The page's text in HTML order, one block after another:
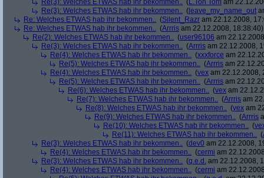
Re(3): Welches ETWAS hab ihr bekommen.. (L.Ton Tom am
Re(3): Welches ETWAS hab ihr bekommen.. ( leave_my_name_out
Re: Welches ETWAS hab ihr bekommen.. (Silent_Razr am 22.12.2008,
Re: Welches ETWAS hab ihr bekommen.. (Arrris am 22.12.2008, 18:38:40)
Re(2): Welches ETWAS hab ihr bekommen.. (user96106 am
Re(3): Welches ETWAS hab ihr bekommen.. (Arrris am 22.12.2008,
Re(4): Welches ETWAS hab ihr bekommen.. (xxxforce am
Re(5): Welches ETWAS hab ihr bekommen.. (Arrris am
Re(4): Welches ETWAS hab ihr bekommen.. (vex am 22.12.2008,
Re(5): Welches ETWAS hab ihr bekommen.. (Arrris am
Re(6): Welches ETWAS hab ihr bekommen.. (vex am
Re(7): Welches ETWAS hab ihr bekommen.. (Arrris am
Re(8): Welches ETWAS hab ihr bekommen.. (vex am
Re(9): Welches ETWAS hab ihr bekommen.. (Arrris
Re(10): Welches ETWAS hab ihr bekommen.. (
Re(11): Welches ETWAS hab ihr bekommen.. (
Re(3): Welches ETWAS hab ihr bekommen.. (dev0 am 22.12.2008,
Re(4): Welches ETWAS hab ihr bekommen.. (cermi am
Re(3): Welches ETWAS hab ihr bekommen.. (q.e.d. am 22.12.2008,
Re(4): Welches ETWAS hab ihr bekommen.. (cermi am